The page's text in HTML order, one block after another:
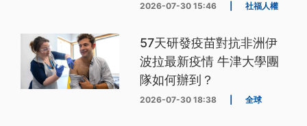
2026-07-30 15:46 社福人權
57天研發疫苗對抗非洲伊
波拉最新疫情 牛津大學團
隊如何辦到？
2026-07-30 18:38 全球